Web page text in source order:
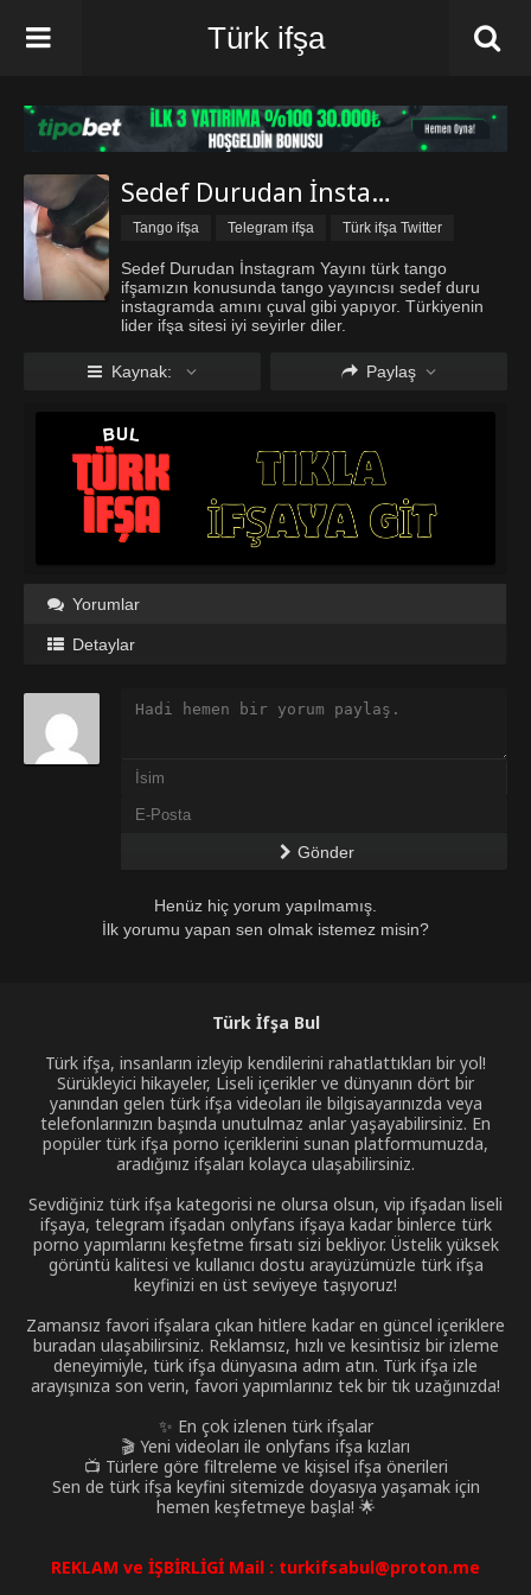
Türk ifşa
Sedef Durudan İnstagram Yayını
Tango ifşa Telegram ifşa Türk ifşa Twitter
Türk ifşa vk
Sedef Durudan İnstagram Yayını türk tango
ifşamızın konusunda tango yayıncısı sedef duru
instagramda amını çuval gibi yapıyor. Türkiyenin
lider ifşa sitesi iyi seyirler diler.
Kaynak: Paylaş
Yorumlar
Detaylar
Gönder
Henüz hiç yorum yapılmamış.
İlk yorumu yapan sen olmak istemez misin?
Türk İfşa Bul
Türk ifşa, insanların izleyip kendilerini rahatlattıkları bir yol!
Sürükleyici hikayeler, Liseli içerikler ve dünyanın dört bir
yanından gelen türk ifşa videoları ile bilgisayarınızda veya
telefonlarınızın başında unutulmaz anlar yaşayabilirsiniz. En
popüler türk ifşa porno içeriklerini sunan platformumuzda,
aradığınız ifşaları kolayca ulaşabilirsiniz.
Sevdiğiniz türk ifşa kategorisi ne olursa olsun, vip ifşadan liseli
ifşaya, telegram ifşadan onlyfans ifşaya kadar binlerce türk
porno yapımlarını keşfetme fırsatı sizi bekliyor. Üstelik yüksek
görüntü kalitesi ve kullanıcı dostu arayüzümüzle türk ifşa
keyfinizi en üst seviyeye taşıyoruz!
Zamansız favori ifşalara çıkan hitlere kadar en güncel içeriklere
buradan ulaşabilirsiniz. Reklamsız, hızlı ve kesintisiz bir izleme
deneyimiyle, türk ifşa dünyasına adım atın. Türk ifşa izle
arayışınıza son verin, favori yapımlarınız tek bir tık uzağınızda!
✨ En çok izlenen türk ifşalar
🎬 Yeni videoları ile onlyfans ifşa kızları
📺 Türlere göre filtreleme ve kişisel ifşa önerileri
Sen de türk ifşa keyfini sitemizde doyasıya yaşamak için
hemen keşfetmeye başla! 🌟
REKLAM ve İŞBİRLİGİ Mail : turkifsabul@proton.me